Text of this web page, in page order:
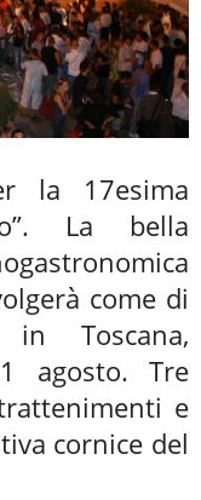
la 17esima
La bella
come di
Toscana,
agosto. Tre
e
cornice del